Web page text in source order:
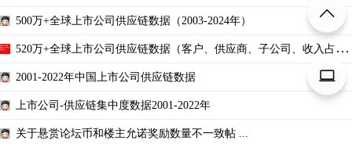
500万+全球上市公司供应链数据（2003-2024年）
520万+全球上市公司供应链数据（客户、供应商、子公司、收入占比
2001-2022年中国上市公司供应链数据
上市公司-供应链集中度数据2001-2022年
关于悬赏论坛币和楼主允诺奖励数量不一致帖 ...